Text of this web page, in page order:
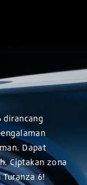
dirancang
Dapat
Ciptakan zona
Turanza 6!